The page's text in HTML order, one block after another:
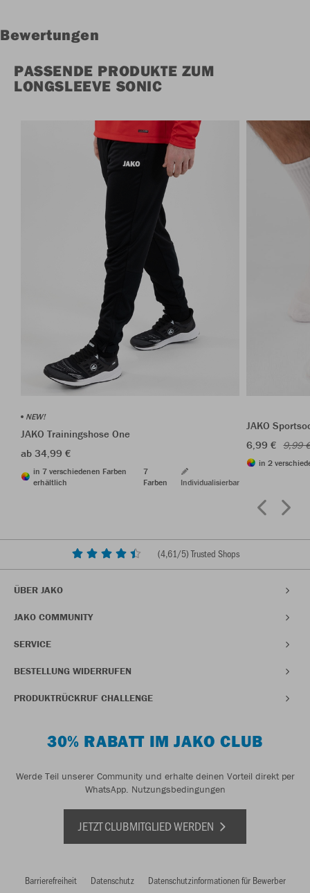
Bewertungen
PASSENDE PRODUKTE ZUM
LONGSLEEVE SONIC
NEW!
JAKO Trainingshose One
ab 34,99 €
in 7 verschiedenen Farben
erhältlich
7
Farben
Individualisierbar
JAKO
6,99 € 9,99
in 2
(4,61/5) Trusted Shops
ÜBER JAKO
JAKO COMMUNITY
SERVICE
BESTELLUNG WIDERRUFEN
PRODUKTRÜCKRUF CHALLENGE
30% RABATT IM JAKO CLUB
Werde Teil unserer Community und erhalte deinen Vorteil direkt per
WhatsApp. Nutzungsbedingungen
JETZT CLUBMITGLIED WERDEN
Barrierefreiheit Datenschutz
Datenschutzinformationen für Bewerber